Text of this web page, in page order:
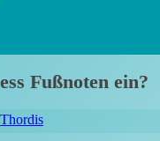
Fußnoten ein?
Thordis